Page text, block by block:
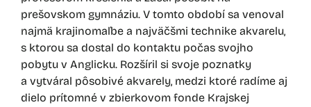
prešovskom gymnáziu. V tomto období sa venoval
najmä krajinomaľbe a najväčšmi technike akvarelu,
s ktorou sa dostal do kontaktu počas svojho
pobytu v Anglicku. Rozšíril si svoje poznatky
a vytváral pôsobivé akvarely, medzi ktoré radíme aj
dielo prítomné v zbierkovom fonde Krajskej